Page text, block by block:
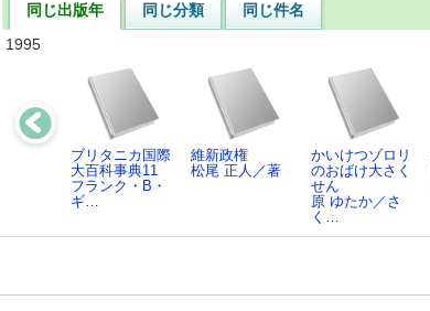
同じ出版年 同じ分類
同じ件名
1995
ブリタニカ国際
大百科事典11
フランク・B・
ギ…
維新政権
松尾 正人／著
かいけつゾロリ
のおばけ大さく
せん
原 ゆたか／さ
く…